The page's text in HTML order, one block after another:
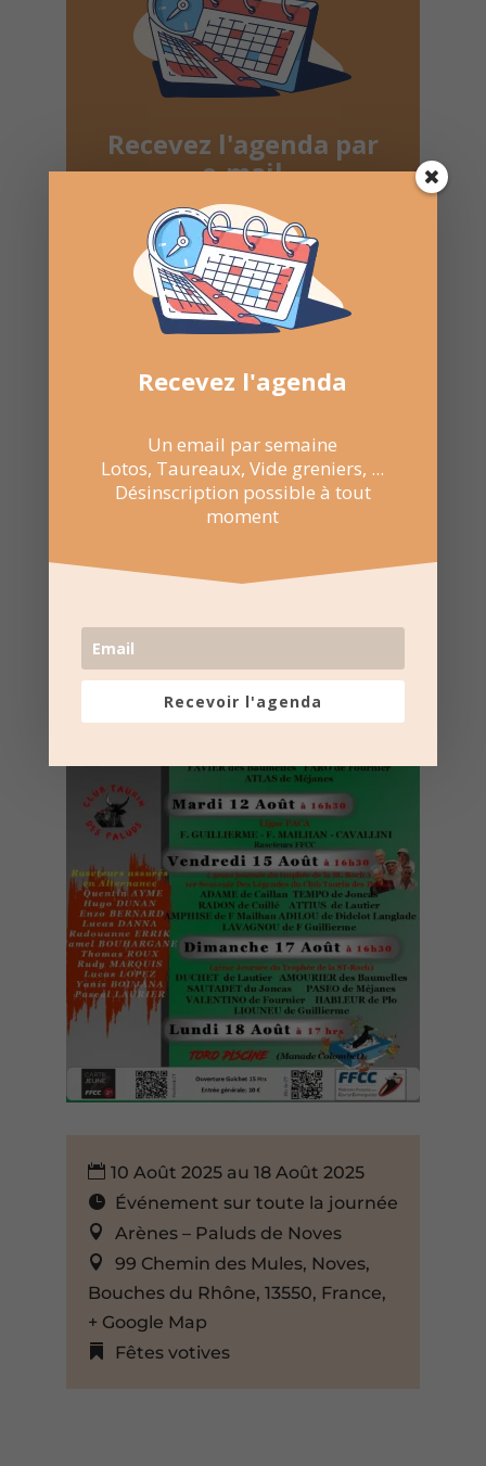
Recevez l'agenda par
e-mail
Une fois par semaine en un coup d'oeil
Lotos, Taureaux, Marchés de Noël, ...
Désinscription possible à tout moment
10 Août 2025 au 18 Août 2025
Événement sur toute la journée
Arènes – Paluds de Noves
99 Chemin des Mules, Noves,
Bouches du Rhône, 13550, France,
+ Google Map
Fêtes votives
Recevez l'agenda
Un email par semaine
Lotos, Taureaux, Vide greniers, ...
Désinscription possible à tout
moment
Recevoir l'agenda